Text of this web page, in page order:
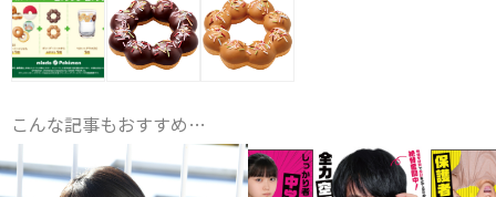
こんな記事もおすすめ…